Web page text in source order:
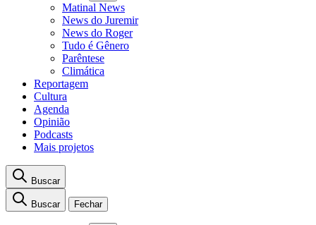
Matinal News
News do Juremir
News do Roger
Tudo é Gênero
Parêntese
Climática
Reportagem
Cultura
Agenda
Opinião
Podcasts
Mais projetos
Buscar
Buscar Fechar